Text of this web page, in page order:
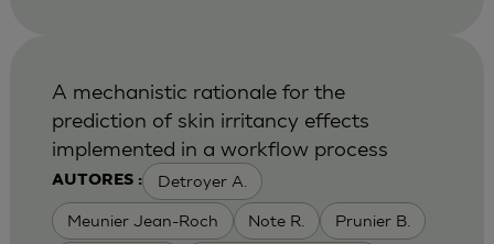
AUTORES : Detroyer A.
Meunier Jean-Roch Note R. Prunier B.
A mechanistic rationale for the
prediction of skin irritancy effects
implemented in a workflow process